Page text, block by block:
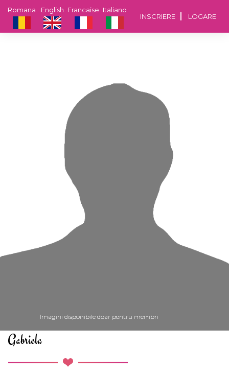
INSCRIERE LOGARE
Italiano
Francaise
English
Romana
Imagini disponibile doar pentru membri
Imagini disponibile doar pentru membri
Imagini disponibile doar pentru membri
Imagini disponibile doar pentru membri
Imagini disponibile doar pentru membri
Gabriela